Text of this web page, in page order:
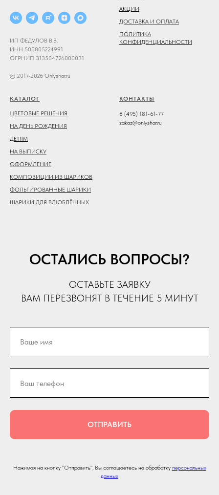
ИП ФЕДУЛОВ В.В.
ИНН 500805224991
ОГРНИП 313504726000031
© 2017-2026 Onlyshar.ru
АКЦИИ
ДОСТАВКА И ОПЛАТА
ПОЛИТИКА
КОНФИДЕНЦИАЛЬНОСТИ
КАТАЛОГ
ЦВЕТОВЫЕ РЕШЕНИЯ
НА ДЕНЬ РОЖДЕНИЯ
ДЕТЯМ
НА ВЫПИСКУ
ОФОРМЛЕНИЕ
КОМПОЗИЦИИ ИЗ ШАРИКОВ
ФОЛЬГИРОВАННЫЕ ШАРИКИ
ШАРИКИ ДЛЯ ВЛЮБЛЁННЫХ
КОНТАКТЫ
8 (495) 181-61-77
zakaz@onlyshar.ru
ОСТАЛИСЬ ВОПРОСЫ?
ОСТАВЬТЕ ЗАЯВКУ
ВАМ ПЕРЕЗВОНЯТ В ТЕЧЕНИЕ 5 МИНУТ
ОТПРАВИТЬ
Нажимая на кнопку "Отправить", Вы соглашаетесь на обработку персональных
данных